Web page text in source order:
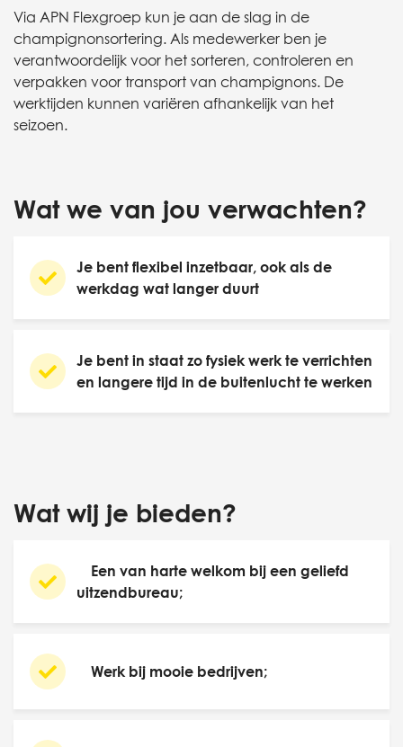
Via APN Flexgroep kun je aan de slag in de
champignonsortering. Als medewerker ben je
verantwoordelijk voor het sorteren, controleren en
verpakken voor transport van champignons. De
werktijden kunnen variëren afhankelijk van het
seizoen.
Wat we van jou verwachten?
Je bent flexibel inzetbaar, ook als de
werkdag wat langer duurt
Je bent in staat zo fysiek werk te verrichten
en langere tijd in de buitenlucht te werken
Wat wij je bieden?
Een van harte welkom bij een geliefd
uitzendbureau;
Werk bij mooie bedrijven;